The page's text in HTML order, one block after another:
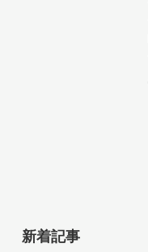
新着記事